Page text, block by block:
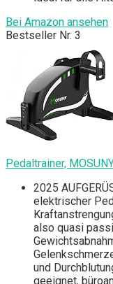
Bei Amazon ansehen
Bestseller Nr. 3
Pedaltrainer,
2025
elektrischer
also quasi
und
geeignet,